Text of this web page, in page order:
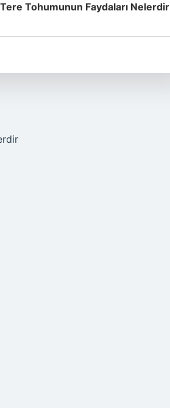
Tere Tohumunun Faydaları Nelerdir